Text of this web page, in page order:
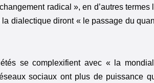
radical », en d’autres
dialectique diront « le passage du
se complexifient avec « la
sociaux ont plus de puissance